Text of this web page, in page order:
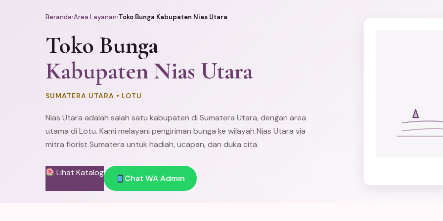
Beranda›Area Layanan›Toko Bunga Kabupaten Nias Utara
Toko Bunga
Kabupaten Nias Utara
SUMATERA UTARA • LOTU
Nias Utara adalah salah satu kabupaten di Sumatera Utara, dengan area
utama di Lotu. Kami melayani pengiriman bunga ke wilayah Nias Utara via
mitra florist Sumatera untuk hadiah, ucapan, dan duka cita.
Lihat Katalog
Chat WA Admin